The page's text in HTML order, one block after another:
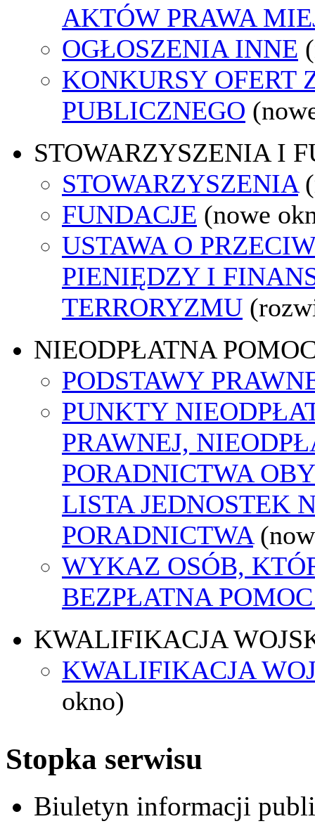
AKTÓW PRAWA
OGŁOSZENIA INNE
KONKURSY OFERT
PUBLICZNEGO
STOWARZYSZENIA I
STOWARZYSZENIA
FUNDACJE (nowe
USTAWA O
PIENIĘDZY I
TERRORYZMU
NIEODPŁATNA
PODSTAWY
PUNKTY
PRAWNEJ,
PORADNICTWA
LISTA JEDNOSTEK
PORADNICTWA
WYKAZ OSÓB,
BEZPŁATNA
KWALIFIKACJA
KWALIFIKACJA
okno)
Stopka serwisu
Biuletyn informacji